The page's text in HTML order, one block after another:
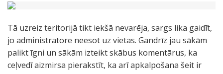
Tā uzreiz teritorijā tikt iekšā nevarēja, sargs lika gaidīt,
jo administratore neesot uz vietas. Gandrīz jau sākām
palikt īgni un sākām izteikt skābus komentārus, ka
ceļvedī aizmirsa pierakstīt, ka arī apkalpošana šeit ir